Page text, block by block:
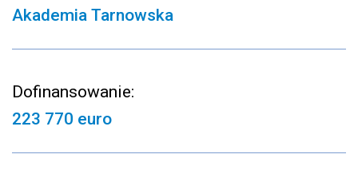
Akademia Tarnowska
Dofinansowanie:
223 770 euro